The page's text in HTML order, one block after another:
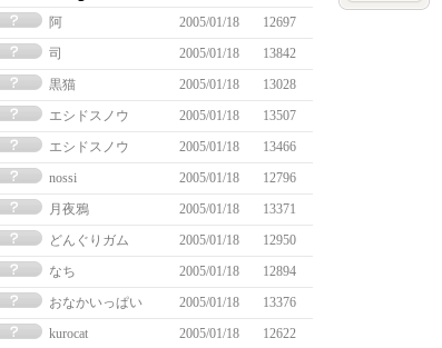
阿 2005/01/18
12697
司 2005/01/18
13842
黒猫 2005/01/18
13028
エシドスノウ 2005/01/18
13507
エシドスノウ 2005/01/18
13466
nossi 2005/01/18
12796
月夜鴉 2005/01/18
13371
どんぐりガム 2005/01/18
12950
なち 2005/01/18
12894
おなかいっぱい 2005/01/18
13376
kurocat 2005/01/18
12622